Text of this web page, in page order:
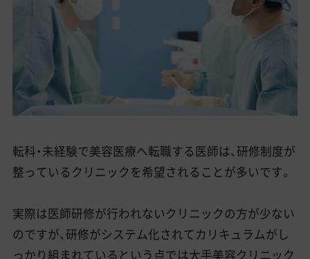
転科・未経験で美容医療へ転職する医師は、研修制度が
整っているクリニックを希望されることが多いです。
実際は医師研修が行われないクリニックの方が少ない
のですが、研修がシステム化されてカリキュラムがし
っかり組まれているという点では大手美容クリニック